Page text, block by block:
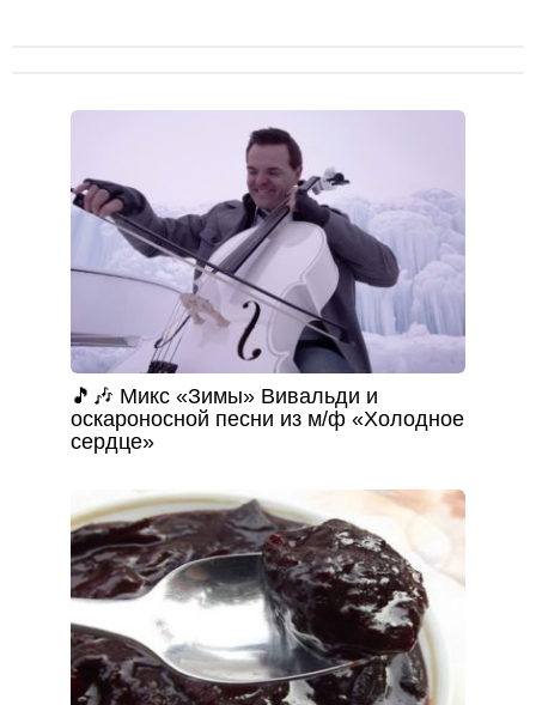
🎵🎶 Микс «Зимы» Вивальди и
оскароносной песни из м/ф «Холодное
сердце»